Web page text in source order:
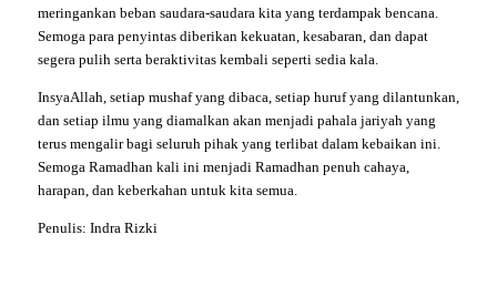
meringankan beban saudara-saudara kita yang terdampak bencana.
Semoga para penyintas diberikan kekuatan, kesabaran, dan dapat
segera pulih serta beraktivitas kembali seperti sedia kala.
InsyaAllah, setiap mushaf yang dibaca, setiap huruf yang dilantunkan,
dan setiap ilmu yang diamalkan akan menjadi pahala jariyah yang
terus mengalir bagi seluruh pihak yang terlibat dalam kebaikan ini.
Semoga Ramadhan kali ini menjadi Ramadhan penuh cahaya,
harapan, dan keberkahan untuk kita semua.
Penulis: Indra Rizki